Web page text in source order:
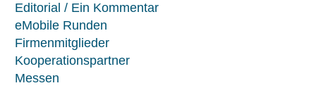
Editorial / Ein Kommentar
eMobile Runden
Firmenmitglieder
Kooperationspartner
Messen